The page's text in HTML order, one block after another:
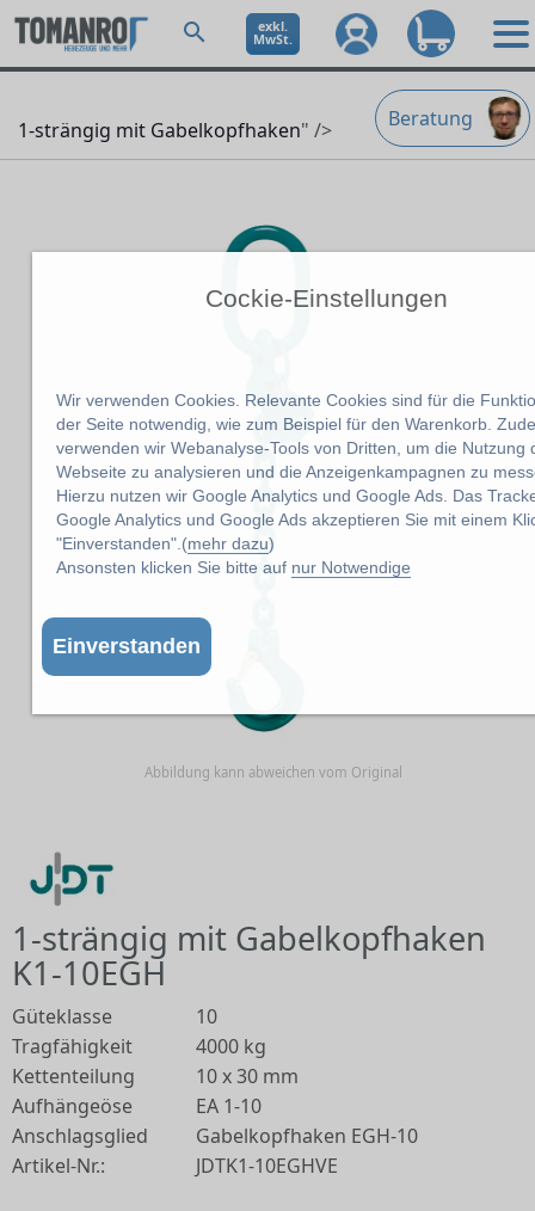
Cockie-Einstellungen
Wir verwenden Cookies. Relevante Cookies sind für die
der Seite notwendig, wie zum Beispiel für den Warenkorb.
verwenden wir Webanalyse-Tools von Dritten, um die Nutzung
Webseite zu analysieren und die Anzeigenkampagnen zu
Hierzu nutzen wir Google Analytics und Google Ads. Das
Google Analytics und Google Ads akzeptieren Sie mit einem
"Einverstanden".(mehr dazu)
Ansonsten klicken Sie bitte auf nur Notwendige
Einverstanden
exkl.
MwSt.
Beratung
1-strängig mit Gabelkopfhaken" />
Abbildung kann abweichen vom Original
1-strängig mit Gabelkopfhaken
K1-10EGH
Güteklasse
10
Tragfähigkeit
4000 kg
Kettenteilung
10 x 30 mm
Aufhängeöse
EA 1-10
Anschlagsglied
Gabelkopfhaken EGH-10
Artikel-Nr.:
JDTK1-10EGHVE